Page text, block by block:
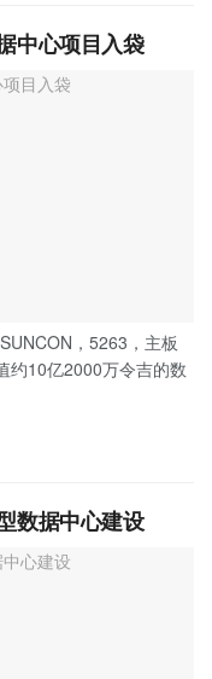
中心项目入袋
，5263，主板
约10亿2000万令吉的数
数据中心建设